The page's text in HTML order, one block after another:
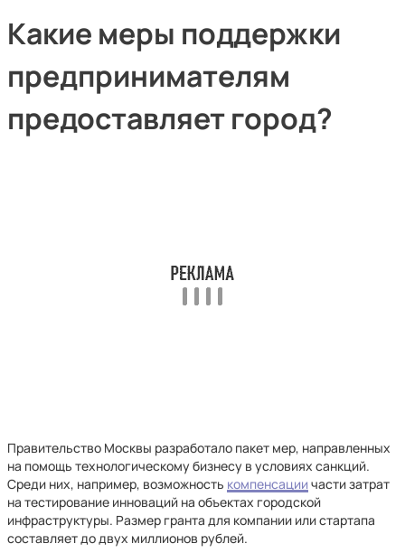
Какие меры поддержки
предпринимателям
предоставляет город?
Правительство Москвы разработало пакет мер, направленных
на помощь технологическому бизнесу в условиях санкций.
Среди них, например, возможность компенсации части затрат
на тестирование инноваций на объектах городской
инфраструктуры. Размер гранта для компании или стартапа
составляет до двух миллионов рублей.